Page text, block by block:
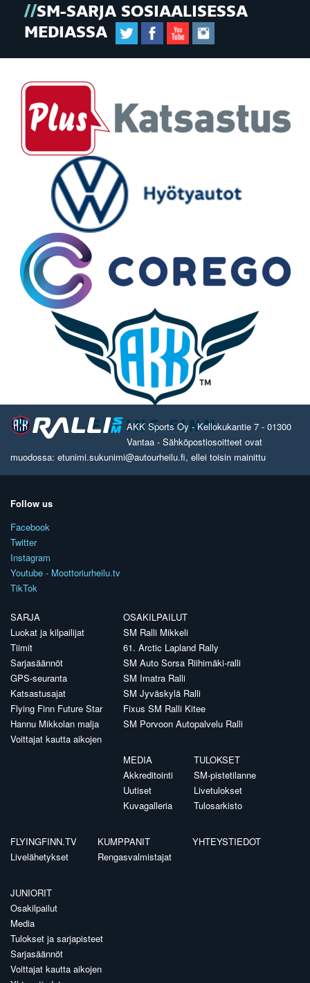
SM-SARJA SOSIAALISESSA
MEDIASSA
AKK Sports Oy - Kellokukantie 7 - 01300
Vantaa - Sähköpostiosoitteet ovat
muodossa: etunimi.sukunimi@autourheilu.fi, ellei toisin mainittu
Follow us
Facebook
Twitter
Instagram
Youtube - Moottoriurheilu.tv
TikTok
SARJA
Luokat ja kilpailijat
Tiimit
Sarjasäännöt
GPS-seuranta
Katsastusajat
Flying Finn Future Star
Hannu Mikkolan malja
Voittajat kautta aikojen
OSAKILPAILUT
SM Ralli Mikkeli
61. Arctic Lapland Rally
SM Auto Sorsa Riihimäki-ralli
SM Imatra Ralli
SM Jyväskylä Ralli
Fixus SM Ralli Kitee
SM Porvoon Autopalvelu Ralli
MEDIA
Akkreditointi
Uutiset
Kuvagalleria
TULOKSET
SM-pistetilanne
Livetulokset
Tulosarkisto
FLYINGFINN.TV
Livelähetykset
KUMPPANIT
Rengasvalmistajat
YHTEYSTIEDOT
JUNIORIT
Osakilpailut
Media
Tulokset ja sarjapisteet
Sarjasäännöt
Voittajat kautta aikojen